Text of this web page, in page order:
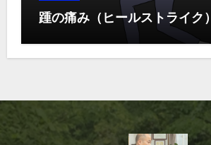
踵の痛み（ヒールストライク）